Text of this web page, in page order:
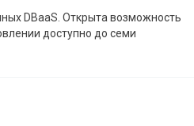
DBaaS. Открыта возможность
доступно до семи